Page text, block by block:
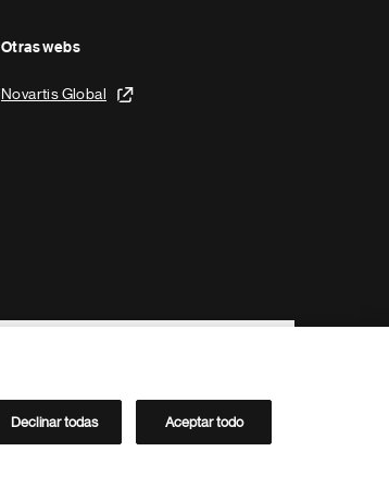
Otras webs
Novartis Global
Directorio de Novartis
Declinar todas Aceptar todo